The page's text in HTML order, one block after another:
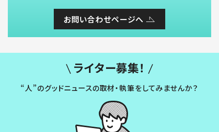
お問い合わせページへ
ライター募集！
“人”のグッドニュースの取材・執筆をしてみませんか？